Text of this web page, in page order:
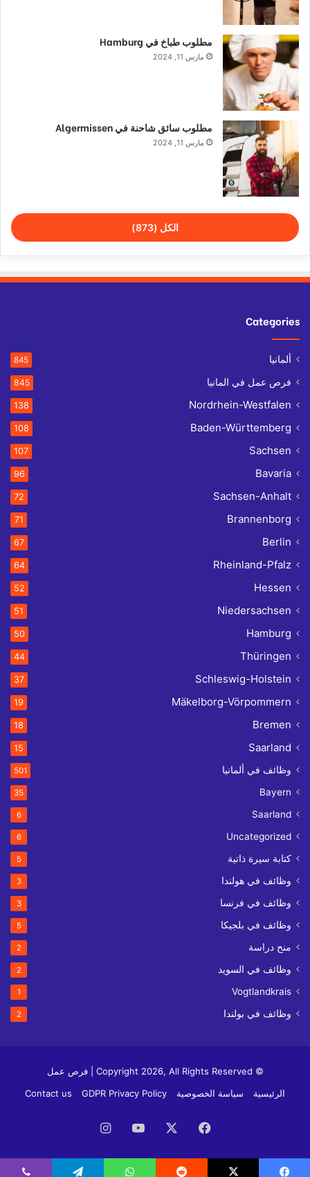
مطلوب طباخ في Hamburg
مارس 11, 2024
مطلوب سائق شاحنة في Algermissen
مارس 11, 2024
الكل (873)
Categories
ألمانيا 845
فرص عمل في المانيا 845
Nordrhein-Westfalen
138
Baden-Württemberg
108
Sachsen
107
Bavaria
96
Sachsen-Anhalt
72
Brannenborg
71
Berlin
67
Rheinland-Pfalz
64
Hessen
52
Niedersachsen
51
Hamburg
50
Thüringen
44
Schleswig-Holstein
37
Mäkelborg-Vörpommern
19
Bremen
18
Saarland
15
وظائف في ألمانيا 501
Bayern
35
Saarland
6
Uncategorized
6
كتابة سيرة ذاتية 5
وظائف في هولندا 3
وظائف في فرنسا 3
وظائف في بلجيكا 5
منح دراسة 2
وظائف في السويد 2
Vogtlandkrais
1
وظائف في بولندا 2
© Copyright 2026, All Rights Reserved | فرص عمل
الرئيسية
سياسة الخصوصية GDPR Privacy Policy
Contact us
فيسبوك ‫YouTube